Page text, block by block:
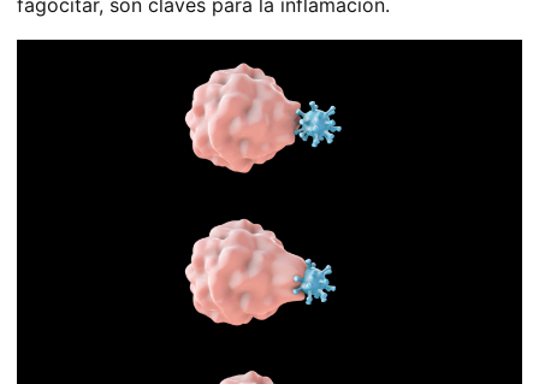
fagocitar, son claves para la inflamación.